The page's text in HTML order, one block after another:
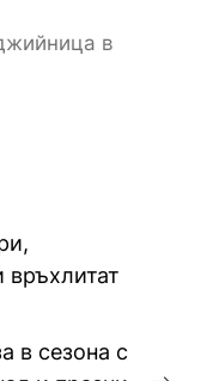
в
в сезона с